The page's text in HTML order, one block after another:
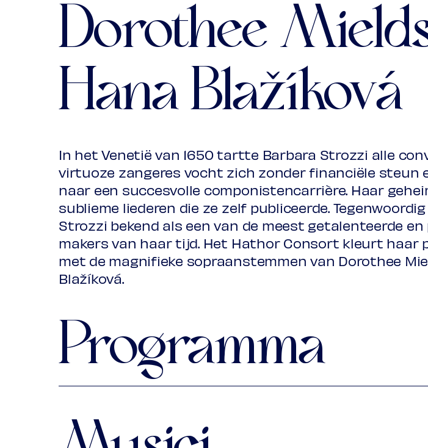
Dorothee
Hana Blažíková
In het Venetië van 1650 tartte Barbara Strozzi alle
virtuoze zangeres vocht zich zonder financiële steun
naar een succesvolle componistencarrière. Haar
sublieme liederen die ze zelf publiceerde.
Strozzi bekend als een van de meest getalenteerde
makers van haar tijd. Het Hathor Consort kleurt haar
met de magnifieke sopraanstemmen van Dorothee
Blažíková.
Programma
Barbara Strozzi